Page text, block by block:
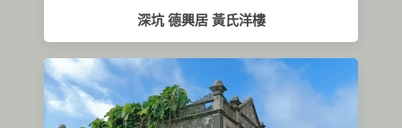
深坑 德興居 黃氏洋樓